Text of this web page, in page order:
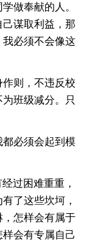
做奉献的人。
谋取利益，那
必须不会像这
则，不违反校
班级减分。只
必须会起到模
过困难重重，
了这些坎坷，
怎样会有属于
会有专属自己